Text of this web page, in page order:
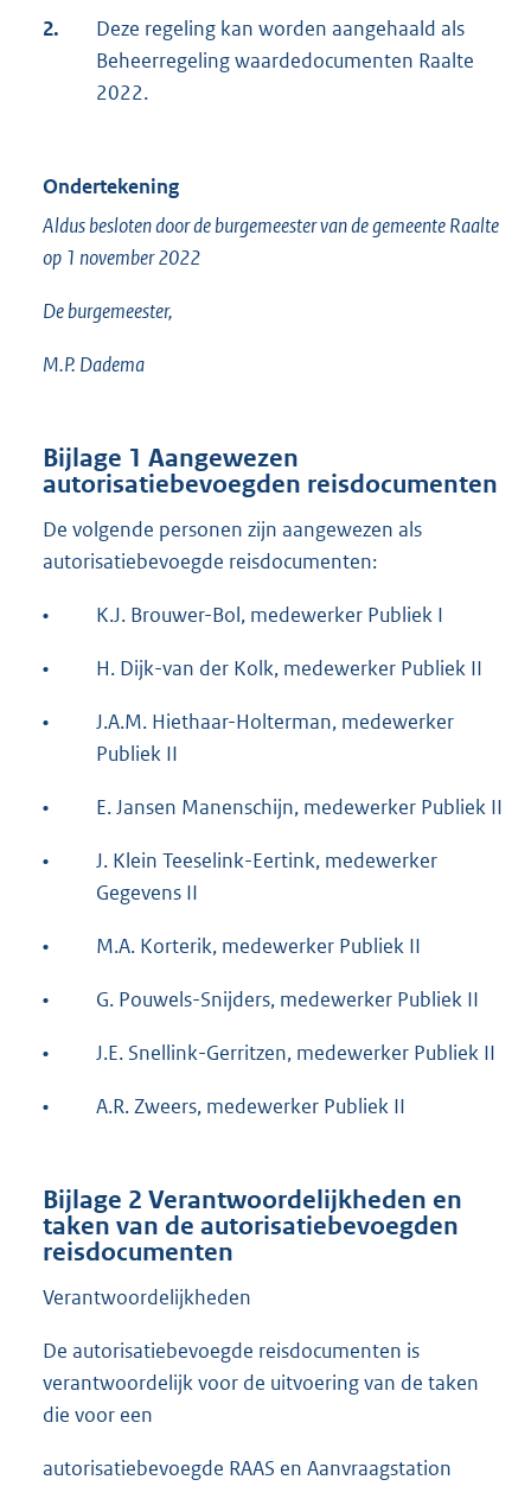
2.
Deze regeling kan worden aangehaald als
Beheerregeling waardedocumenten Raalte
2022.
Ondertekening
Aldus besloten door de burgemeester van de gemeente Raalte
op 1 november 2022
De burgemeester,
M.P. Dadema
Bijlage 1 Aangewezen
autorisatiebevoegden reisdocumenten
De volgende personen zijn aangewezen als
autorisatiebevoegde reisdocumenten:
• K.J. Brouwer-Bol, medewerker Publiek I
• H. Dijk-van der Kolk, medewerker Publiek II
•
J.A.M. Hiethaar-Holterman, medewerker
Publiek II
• E. Jansen Manenschijn, medewerker Publiek II
•
J. Klein Teeselink-Eertink, medewerker
Gegevens II
• M.A. Korterik, medewerker Publiek II
• G. Pouwels-Snijders, medewerker Publiek II
• J.E. Snellink-Gerritzen, medewerker Publiek II
• A.R. Zweers, medewerker Publiek II
Bijlage 2 Verantwoordelijkheden en
taken van de autorisatiebevoegden
reisdocumenten
Verantwoordelijkheden
De autorisatiebevoegde reisdocumenten is
verantwoordelijk voor de uitvoering van de taken
die voor een
autorisatiebevoegde RAAS en Aanvraagstation